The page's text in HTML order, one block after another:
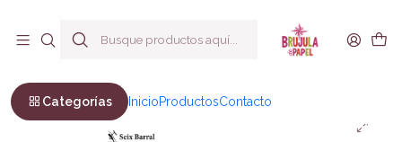
Categorías InicioProductosContacto
Novela Contemporánea Piñén